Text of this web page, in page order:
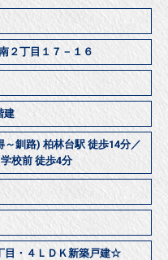
２丁目１７－１６
建
～釧路) 柏林台駅 徒歩14分／
校前 徒歩4分
目・４ＬＤＫ新築戸建☆